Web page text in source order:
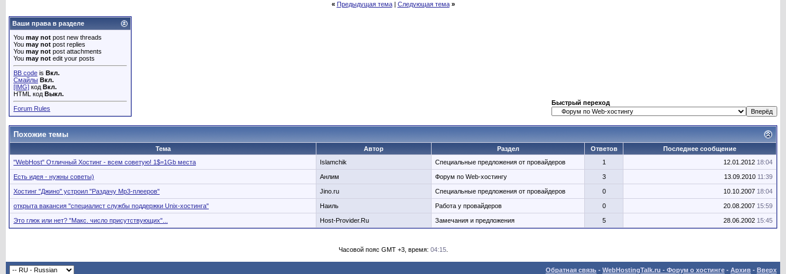
« Предыдущая тема| Следующая тема »
Ваши права в разделе
You may not post new threads
You may not post replies
You may not post attachments
You may not edit your posts
BB code is Вкл.
Смайлы Вкл.
[IMG] код Вкл.
HTML код Выкл.
Forum Rules
Быстрый переход
Похожие темы
Тема Автор Раздел Ответов
Последнее сообщение
"WebHost" Отличный Хостинг - всем советую! 1$=1Gb места
Islamchik Специальные предложения от провайдеров 1 12.01.2012 18:04
Есть идея - нужны советы) Анлим Форум по Web-хостингу 3 13.09.2010 11:39
Хостинг "Джино" устроил "Раздачу Mp3-плееров" Jino.ru Специальные предложения от провайдеров 0 10.10.2007 18:04
открыта вакансия "специалист службы поддержки Unix-хостинга" Наиль Работа у провайдеров 0 20.08.2007 15:59
Это глюк или нет? "Макс. число присутствующих"... Host-Provider.Ru Замечания и предложения 5 28.06.2002 15:45
Часовой пояс GMT +3, время: 04:15.
Обратная связь - WebHostingTalk.ru - Форум о хостинге - Архив - Вверх